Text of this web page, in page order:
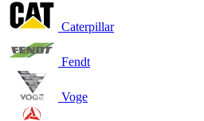
Caterpillar
Fendt
Voge